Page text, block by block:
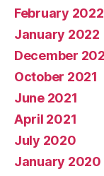
February 2022
January 2022
December
October 2021
June 2021
April 2021
July 2020
January 2020